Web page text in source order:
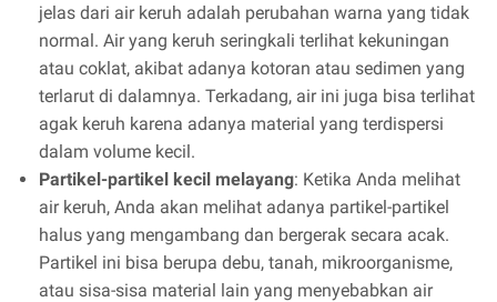
jelas dari air keruh adalah perubahan warna yang tidak
normal. Air yang keruh seringkali terlihat kekuningan
atau coklat, akibat adanya kotoran atau sedimen yang
terlarut di dalamnya. Terkadang, air ini juga bisa terlihat
agak keruh karena adanya material yang terdispersi
dalam volume kecil.
Partikel-partikel kecil melayang: Ketika Anda melihat
air keruh, Anda akan melihat adanya partikel-partikel
halus yang mengambang dan bergerak secara acak.
Partikel ini bisa berupa debu, tanah, mikroorganisme,
atau sisa-sisa material lain yang menyebabkan air